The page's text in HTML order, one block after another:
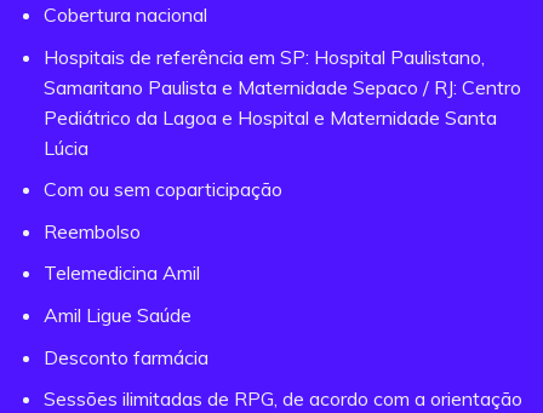
Cobertura nacional
Hospitais de referência em SP: Hospital Paulistano,
Samaritano Paulista e Maternidade Sepaco / RJ: Centro
Pediátrico da Lagoa e Hospital e Maternidade Santa
Lúcia
Com ou sem coparticipação
Reembolso
Telemedicina Amil
Amil Ligue Saúde
Desconto farmácia
Sessões ilimitadas de RPG, de acordo com a orientação